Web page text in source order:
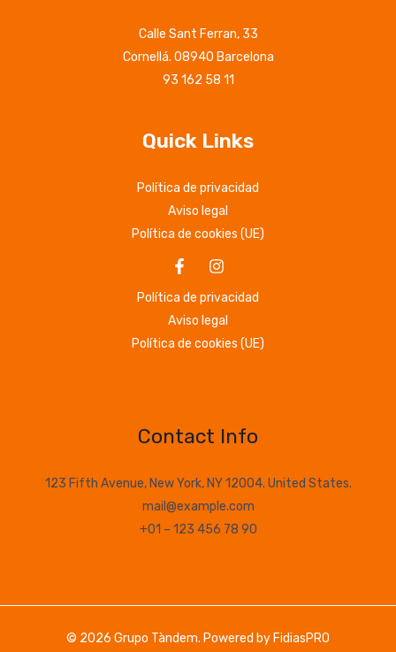
Calle Sant Ferran, 33
Cornellá. 08940 Barcelona
93 162 58 11
Quick Links
Política de privacidad
Aviso legal
Política de cookies (UE)
Política de privacidad
Aviso legal
Política de cookies (UE)
Contact Info
123 Fifth Avenue, New York, NY 12004. United States.
mail@example.com
+01 – 123 456 78 90
© 2026 Grupo Tàndem. Powered by FidiasPRO